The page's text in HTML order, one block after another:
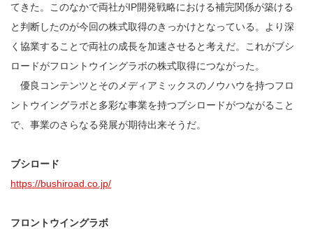
てきた。このなかで両社がIP開発戦略における補完関係が築ける
と判断したのが今回の株式取得のきっかけとなっている。より深
く協業することで両社の成長を加速させると考えだ。これがブシ
ロードがフロントウイングラボの株式取得につながった。
優良コンテンツとそのメディアミックスのノウハウを持つフロ
ントウイングラボと多彩な事業を持つブシロードがつながること
で、事業のさらなる発展が期待出来そうだ。
ブシロード
https://bushiroad.co.jp/
フロントウイングラボ